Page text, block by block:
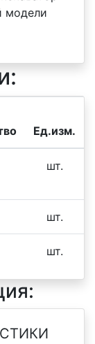
модели
Ед.изм.
шт.
шт.
шт.